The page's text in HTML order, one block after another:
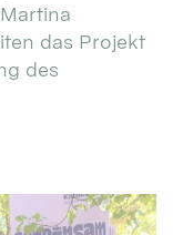
das Projekt
des